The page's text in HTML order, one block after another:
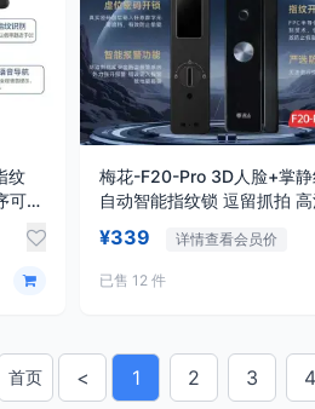
纹
可设
梅花-F20-Pro 3D人脸+掌静
自动智能指纹锁 逗留抓拍 高
¥339 详情查看会员价
已售 12 件
首页
上一页
< 1 2 3 4